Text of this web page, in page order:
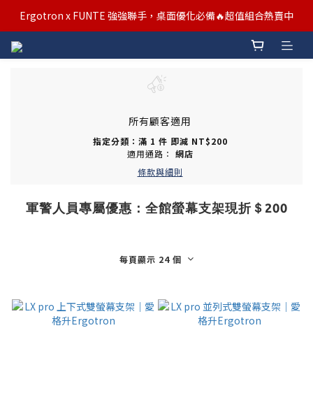
汰舊/升級補助優惠熱烈進行中！符合資格者歡迎申請購物金補助
Ergotron x FUNTE 強強聯手，桌面優化必備🔥超值組合熱賣中
汰舊/升級補助優惠熱烈進行中！符合資格者歡迎申請購物金補助
所有顧客適用
指定分類：滿 1 件 即減 NT$200
適用通路： 網店
條款與細則
軍警人員專屬優惠：全館螢幕支架現折＄200
每頁顯示 24 個